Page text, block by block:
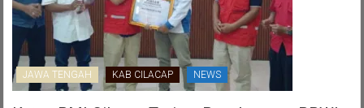
JAWA TENGAH KAB CILACAP NEWS